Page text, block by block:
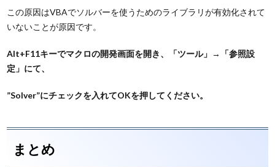
この原因はVBAでソルバーを使うためのライブラリが有効化されて
いないことが原因です。
Alt+F11キーでマクロの開発画面を開き、「ツール」→「参照設
定」にて、
”Solver”にチェックを入れてOKを押してください。
まとめ